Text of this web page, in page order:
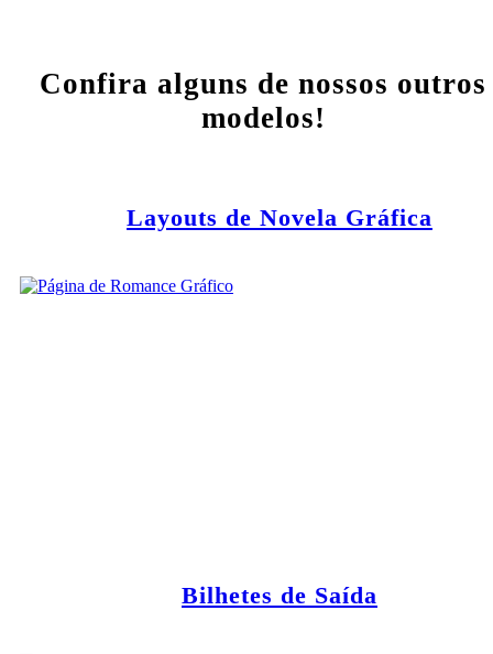
Confira alguns de nossos outros
modelos!
Layouts de Novela Gráfica
Bilhetes de Saída